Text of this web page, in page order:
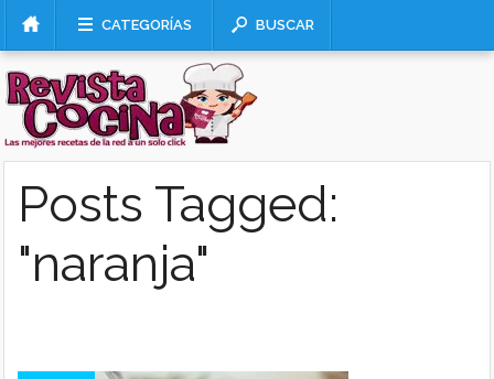
CATEGORÍAS BUSCAR
Posts Tagged:
"naranja"